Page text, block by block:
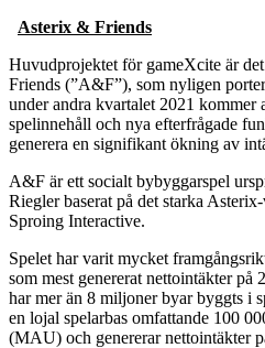
Asterix & Friends
Huvudprojektet för gameXcite är
Friends (”A&F”), som nyligen
under andra kvartalet 2021 kommer
spelinnehåll och nya efterfrågade
generera en signifikant ökning av
A&F är ett socialt bybyggarspel
Riegler baserat på det starka
Sproing Interactive.
Spelet har varit mycket
som mest genererat nettointäkter
har mer än 8 miljoner byar byggts i
en lojal spelarbas omfattande 100
(MAU) och genererar nettointäkter